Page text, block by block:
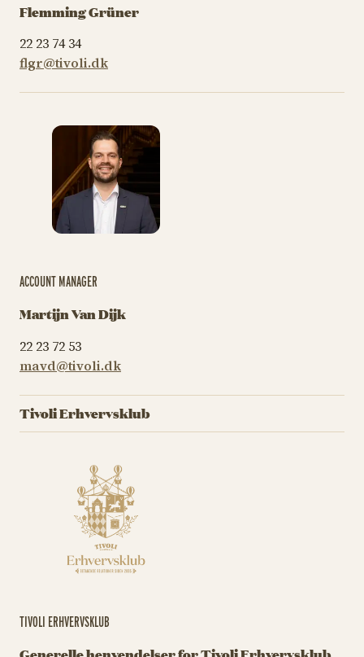
Flemming Grüner
22 23 74 34
flgr@tivoli.dk
ACCOUNT MANAGER
Martijn Van Dijk
22 23 72 53
mavd@tivoli.dk
Tivoli Erhvervsklub
TIVOLI ERHVERVSKLUB